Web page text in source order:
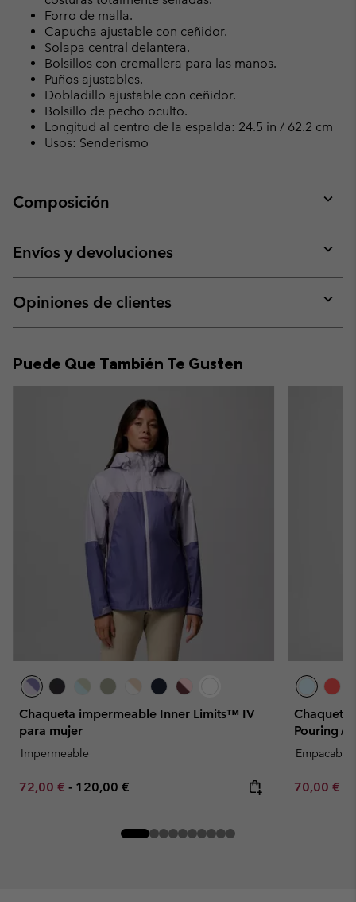
Forro de malla.
Capucha ajustable con ceñidor.
Solapa central delantera.
Bolsillos con cremallera para las manos.
Puños ajustables.
Dobladillo ajustable con ceñidor.
Bolsillo de pecho oculto.
Longitud al centro de la espalda: 24.5 in / 62.2 cm
Usos: Senderismo
Composición
or
Envíos y devoluciones
or
Opiniones de clientes
or
Puede Que También Te Gusten
Chaqueta impermeable Inner Limits™ IV
para mujer
Impermeable
Minimum sale price:
72,00 € - Maximum price:
120,00 €
Chaqueta
Pouring
Empacable
Minimum
70,00 €